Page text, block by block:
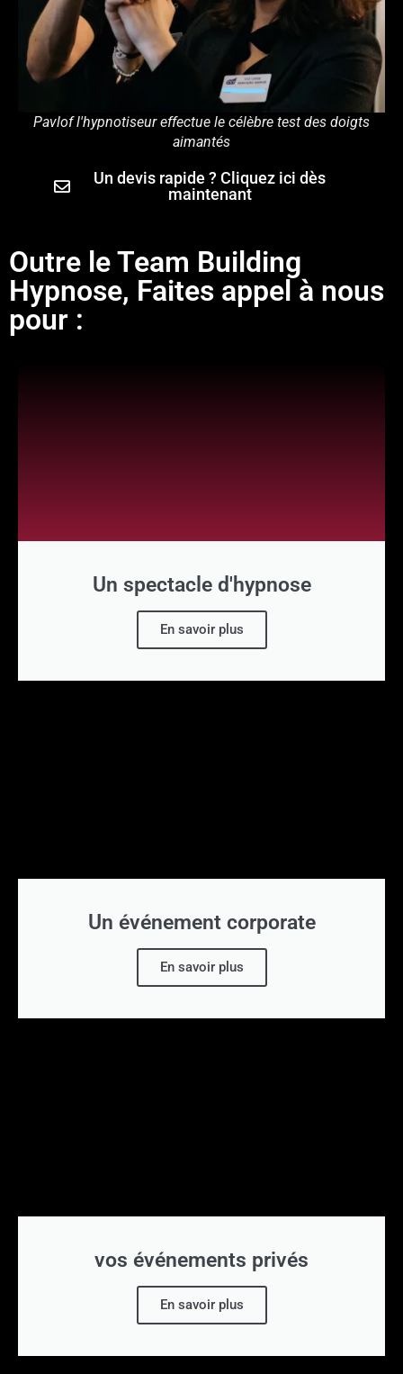
Pavlof l'hypnotiseur effectue le célèbre test des doigts
aimantés
Un devis rapide ? Cliquez ici dès
maintenant
Outre le Team Building
Hypnose, Faites appel à nous
pour :
Un spectacle d'hypnose
En savoir plus
Un événement corporate
En savoir plus
vos événements privés
En savoir plus